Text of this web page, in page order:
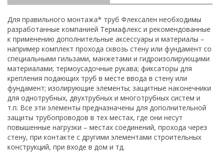
Для правильного монтажа* труб Флексален необходимы
разработанные компанией Термафлекс и рекомендованные
к применению дополнительные аксессуары и материалы –
например комплект прохода сквозь стену или фундамент со
специальными гильзами, манжетами и гидроизолирующими
материалами; термоусадочные рукава; фиксаторы для
крепления подающих труб в месте ввода в стену или
фундамент; изолирующие элементы; защитные наконечники
для однотрубных, двухтрубных и многотрубных систем и
т.п. Все эти элементы предназначены для дополнительной
защиты трубопроводов в тех местах, где они несут
повышенные нагрузки – местах соединений, прохода через
стену, при контакте с другими элементами строительных
конструкций, при входе в дом и тд.